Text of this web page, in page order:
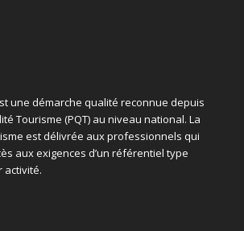
une démarche qualité reconnue depuis
Tourisme (PQT) au niveau national. La
est délivrée aux professionnels qui
aux exigences d’un référentiel type
activité.